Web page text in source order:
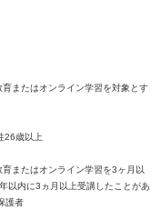
またはオンライン学習を対象とす
26歳以上
またはオンライン学習を3ヶ月以
以内に3ヵ月以上受講したことがあ
護者